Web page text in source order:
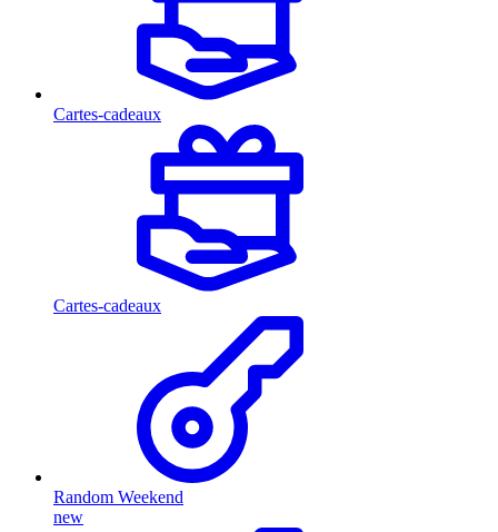
Cartes-cadeaux
Cartes-cadeaux
Random Weekend
new